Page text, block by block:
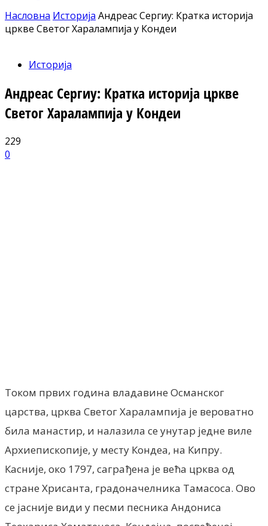
Насловна Историја Андреас Сергиу: Кратка историја
цркве Светог Харалампија у Кондеи
Историја
Андреас Сергиу: Кратка историја цркве
Светог Харалампија у Кондеи
229
0
Током првих година владавине Османског
царства, црква Светог Харалампија је вероватно
била манастир, и налазила се унутар једне виле
Архиепископије, у месту Кондеа, на Кипру.
Касније, око 1797, саграђена је већа црква од
стране Хрисанта, градоначелника Тамасоса. Ово
се јасније види у песми песника Андониса